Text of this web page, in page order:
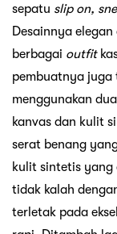
sepatu slip on,
Desainnya
berbagai outfit
pembuatnya juga
menggunakan
kanvas dan kulit
serat benang
kulit sintetis yang
tidak kalah
terletak pada